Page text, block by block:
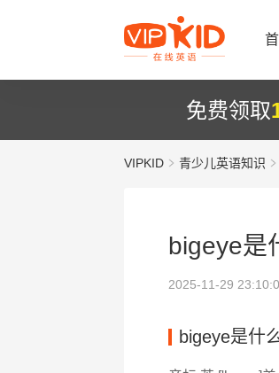
免费领取
VIPKID 青少儿英语知识
bigeye是
2025-11-29
bigeye是什